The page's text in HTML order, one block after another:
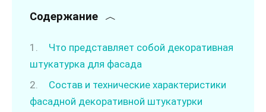
Содержание
Что представляет собой декоративная
штукатурка для фасада
Состав и технические характеристики
фасадной декоративной штукатурки